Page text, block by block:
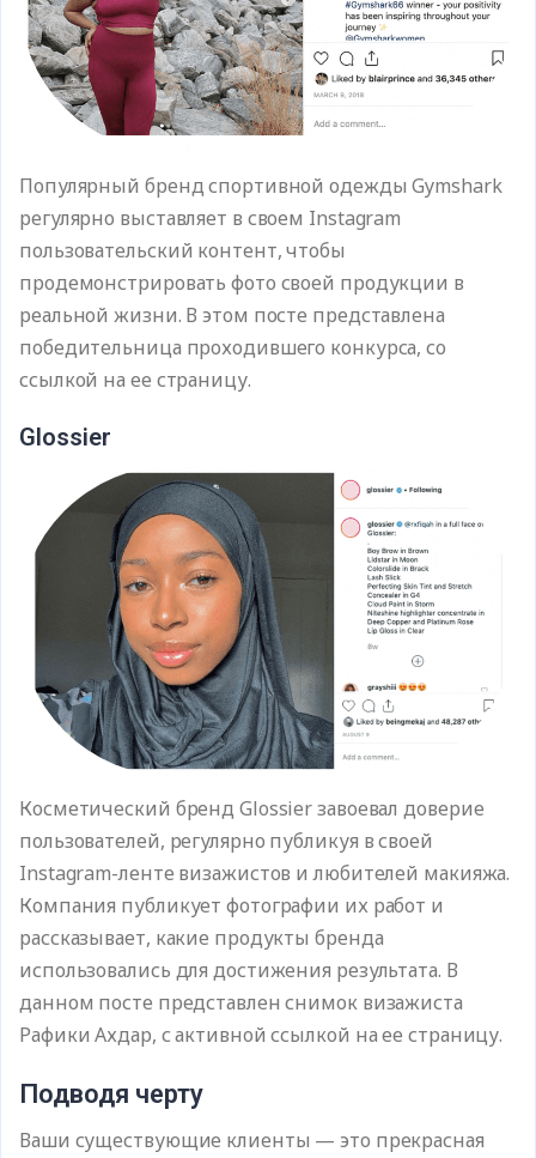
Популярный бренд спортивной одежды Gymshark
регулярно выставляет в своем Instagram
пользовательский контент, чтобы
продемонстрировать фото своей продукции в
реальной жизни. В этом посте представлена
победительница проходившего конкурса, со
ссылкой на ее страницу.
Glossier
Косметический бренд Glossier завоевал доверие
пользователей, регулярно публикуя в своей
Instagram-ленте визажистов и любителей макияжа.
Компания публикует фотографии их работ и
рассказывает, какие продукты бренда
использовались для достижения результата. В
данном посте представлен снимок визажиста
Рафики Ахдар, с активной ссылкой на ее страницу.
Подводя черту
Ваши существующие клиенты — это прекрасная